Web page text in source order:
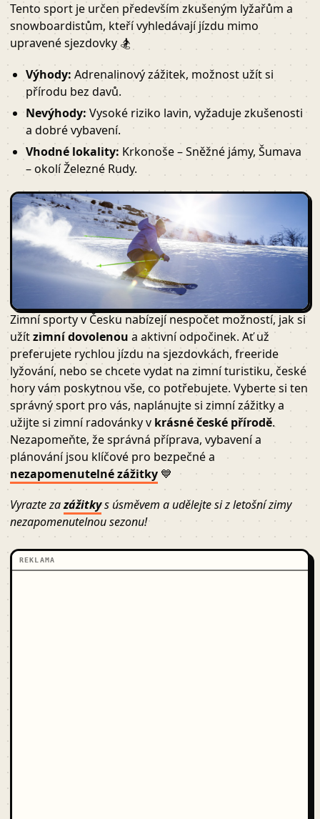
Tento sport je určen především zkušeným lyžařům a
snowboardistům, kteří vyhledávají jízdu mimo
upravené sjezdovky 🏂
Výhody: Adrenalinový zážitek, možnost užít si
přírodu bez davů.
Nevýhody:Vysoké riziko lavin, vyžaduje zkušenosti
a dobré vybavení.
Vhodné lokality: Krkonoše – Sněžné jámy, Šumava
– okolí Železné Rudy.
Zimní sporty v Česku nabízejí nespočet možností, jak si
užítzimní dovolenou a aktivní odpočinek. Ať už
preferujete rychlou jízdu na sjezdovkách, freeride
lyžování, nebo se chcete vydat na zimní turistiku, české
hory vám poskytnou vše, co potřebujete. Vyberte si ten
správný sport pro vás, naplánujte si zimní zážitky a
užijte si zimní radovánky v krásné české přírodě.
Nezapomeňte, že správná příprava, vybavení a
plánování jsou klíčové pro bezpečné a
nezapomenutelné zážitky 💙
Vyrazte zazážitkys úsměvem a udělejte si z letošní zimy
nezapomenutelnou sezonu!
REKLAMA